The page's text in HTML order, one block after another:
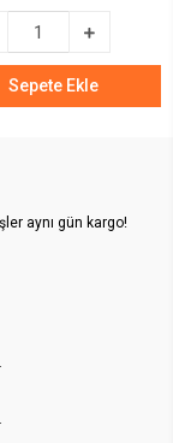
Sepete Ekle
aynı gün kargo!